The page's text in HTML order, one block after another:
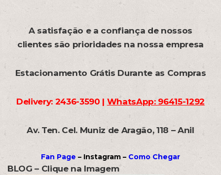
A satisfação e a confiança de nossos
clientes são prioridades na nossa empresa
Estacionamento Grátis Durante as Compras
Delivery: 2436-3590 | WhatsApp: 96415-1292
Av. Ten. Cel. Muniz de Aragão, 118 – Anil
Fan Page – Instagram – Como Chegar
BLOG – Clique na Imagem